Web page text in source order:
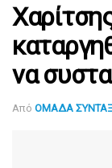
να
Από ΟΜΑΔΑ